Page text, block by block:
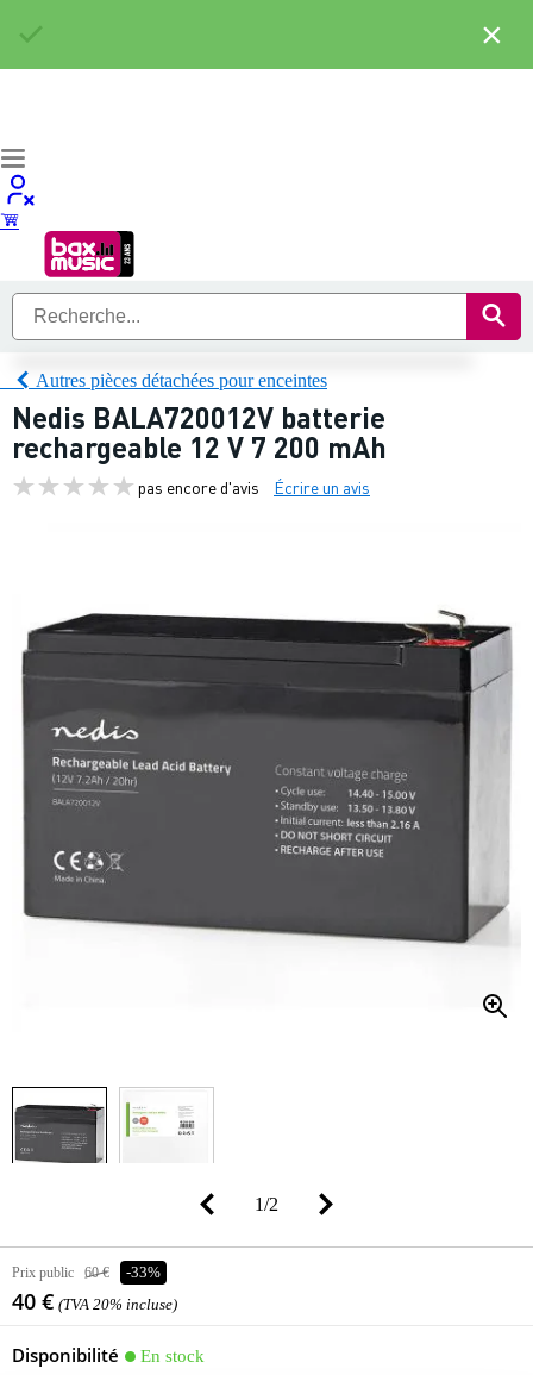
Autres pièces détachées pour enceintes
Nedis BALA720012V batterie
rechargeable 12 V 7 200 mAh
pas encore d'avis Écrire un avis
1/2
Prix public 60 € -33%
40 € (TVA 20% incluse)
Disponibilité
En stock
×